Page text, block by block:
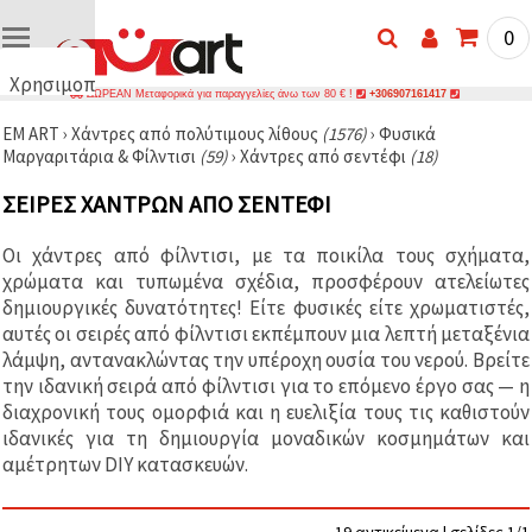
Χρησιμοποιούμε
🍪
Χρησιμοποιούμε
παρόμοιες
τεχνολογίες
διασφαλίσουμε
τη σωστή
λειτουργία
του
ιστότοπου,
να
βελτιώσουμε
την
εμπειρία
σας και, με
τη
συγκατάθεσή
αναλύουμε
0
ΔΩΡΕΑΝ Μεταφορικά για παραγγελίες άνω των 80 € ! +306907161417
EM ART › Χάντρες από πολύτιμους λίθους (1576)› Φυσικά
Μαργαριτάρια & Φίλντισι (59)› Χάντρες από σεντέφι (18)
ΣΕΙΡΈΣ ΧΑΝΤΡΏΝ ΑΠΌ ΣΕΝΤΈΦΙ
Οι χάντρες από φίλντισι, με τα ποικίλα τους σχήματα,
χρώματα και τυπωμένα σχέδια, προσφέρουν ατελείωτες
δημιουργικές δυνατότητες! Είτε φυσικές είτε χρωματιστές,
αυτές οι σειρές από φίλντισι εκπέμπουν μια λεπτή μεταξένια
λάμψη, αντανακλώντας την υπέροχη ουσία του νερού. Βρείτε
την ιδανική σειρά από φίλντισι για το επόμενο έργο σας — η
διαχρονική τους ομορφιά και η ευελιξία τους τις καθιστούν
ιδανικές για τη δημιουργία μοναδικών κοσμημάτων και
αμέτρητων DIY κατασκευών.